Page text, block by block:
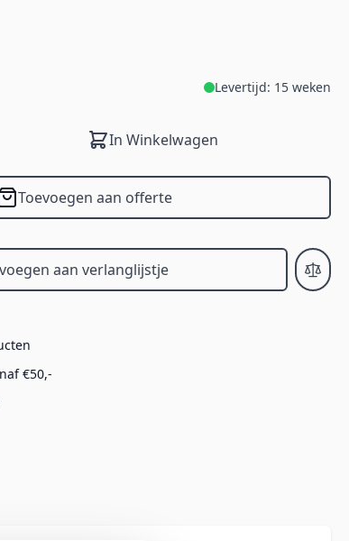
Levertijd: 15 weken
In Winkelwagen
Toevoegen aan offerte
aan verlanglijstje
€50,-